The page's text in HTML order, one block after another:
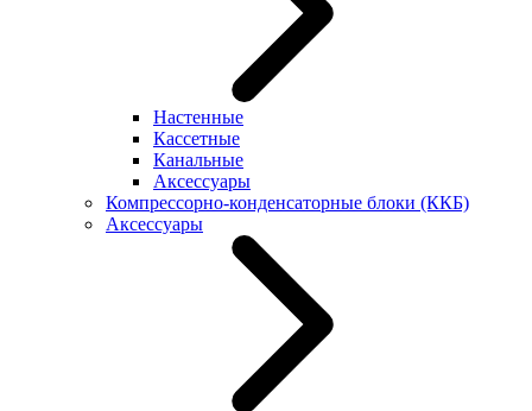
Настенные
Кассетные
Канальные
Аксессуары
Компрессорно-конденсаторные блоки (ККБ)
Аксессуары